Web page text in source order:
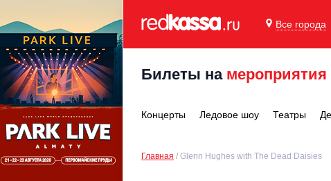
Все города
Билеты на мероприятия
Концерты Ледовое шоу Театры
Главная Glenn Hughes with The Dead Daisies